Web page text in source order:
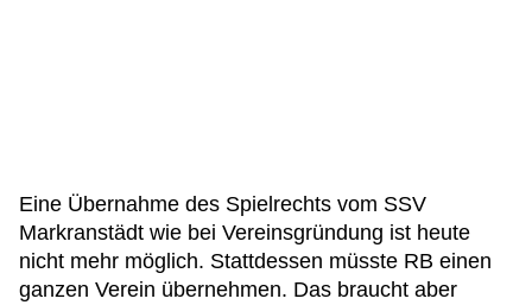
Eine Übernahme des Spielrechts vom SSV
Markranstädt wie bei Vereinsgründung ist heute
nicht mehr möglich. Stattdessen müsste RB einen
ganzen Verein übernehmen. Das braucht aber